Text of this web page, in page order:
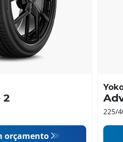
2
orçamento
225/